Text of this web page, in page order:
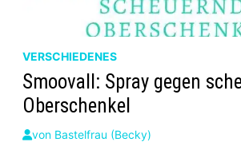
VERSCHIEDENES
Smoovall: Spray gegen
Oberschenkel
von Bastelfrau (Becky)